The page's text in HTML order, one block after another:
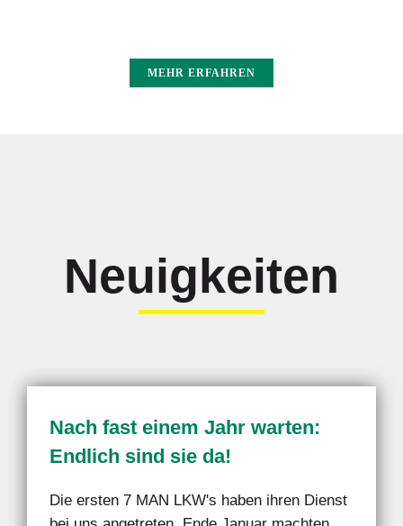
MEHR ERFAHREN
Neuigkeiten
Nach fast einem Jahr warten:
Endlich sind sie da!
Die ersten 7 MAN LKW's haben ihren Dienst